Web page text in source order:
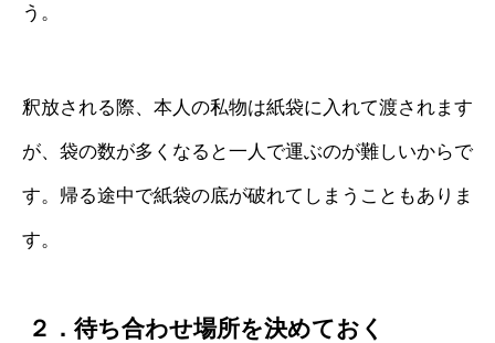
う。
釈放される際、本人の私物は紙袋に入れて渡されます
が、袋の数が多くなると一人で運ぶのが難しいからで
す。帰る途中で紙袋の底が破れてしまうこともありま
す。
２．待ち合わせ場所を決めておく